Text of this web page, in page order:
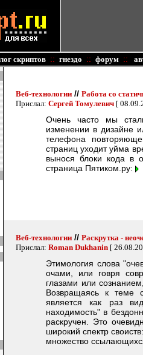
скриптов :: гнездо :: форум ::
Веб-технологии // Работа со
Прислал: Сергей Томулевич [
Очень часто мы
изменении в дизайне
телефона
страниц уходит уйма
вынося блоки кода в
страница Пятиком.ру:
Веб-технологии // Раскрутка -
Прислал: Roman Dukhanin [
Этимология слова
очами, или говря
глазами или
Возвращаясь к теме
является как раз
находимость" в
раскручен. Это
широкий спектр
множество